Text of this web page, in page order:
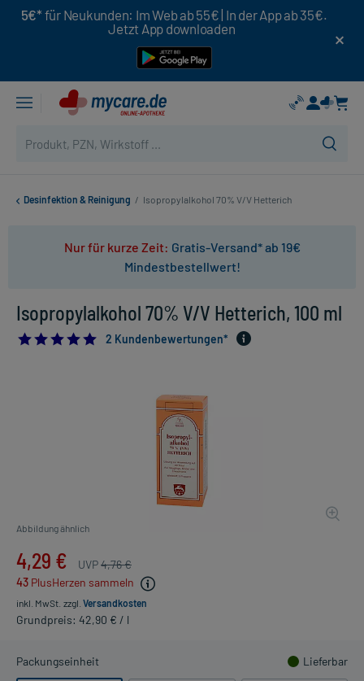
5€* für Neukunden: Im Web ab 55€ | In der App ab 35€.
Jetzt App downloaden
Desinfektion & Reinigung / Isopropylalkohol 70% V/V Hetterich
Nur für kurze Zeit: Gratis-Versand* ab 19€
Mindestbestellwert!
Isopropylalkohol 70% V/V Hetterich, 100 ml
5.0
2 Kundenbewertungen*
Abbildung ähnlich
4,29 € UVP4,76 €
43 PlusHerzen sammeln
inkl. MwSt. zzgl. Versandkosten
Grundpreis: 42,90 € / l
Packungseinheit Lieferbar